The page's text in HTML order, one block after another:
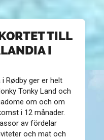
TILL
I
Rødby ger er helt
Tonky Land och
om och om
i 12 månader.
av fördelar
och mat och